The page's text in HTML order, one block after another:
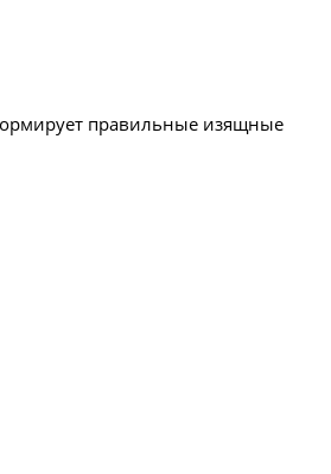
правильные изящные